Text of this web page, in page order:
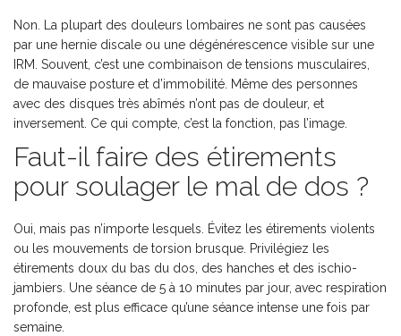
Non. La plupart des douleurs lombaires ne sont pas causées
par une hernie discale ou une dégénérescence visible sur une
IRM. Souvent, c’est une combinaison de tensions musculaires,
de mauvaise posture et d’immobilité. Même des personnes
avec des disques très abîmés n’ont pas de douleur, et
inversement. Ce qui compte, c’est la fonction, pas l’image.
Faut-il faire des étirements
pour soulager le mal de dos ?
Oui, mais pas n’importe lesquels. Évitez les étirements violents
ou les mouvements de torsion brusque. Privilégiez les
étirements doux du bas du dos, des hanches et des ischio-
jambiers. Une séance de 5 à 10 minutes par jour, avec respiration
profonde, est plus efficace qu’une séance intense une fois par
semaine.